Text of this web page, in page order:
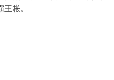
枨。